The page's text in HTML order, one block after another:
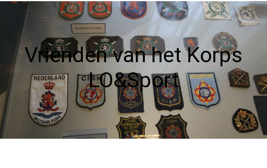
Vrienden van het Korps
LO&Sport